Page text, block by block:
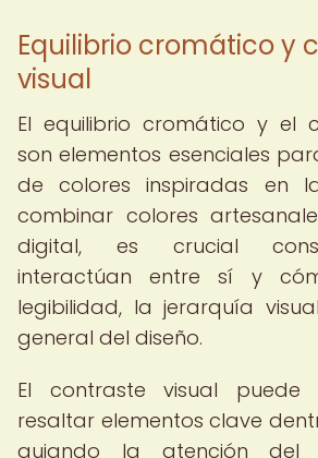
Equilibrio cromático y
visual
El equilibrio cromático y el
son elementos esenciales
de colores inspiradas en
combinar colores
digital, es crucial
interactúan entre sí y
legibilidad, la jerarquía
general del diseño.
El contraste visual puede
resaltar elementos clave
guiando la atención del